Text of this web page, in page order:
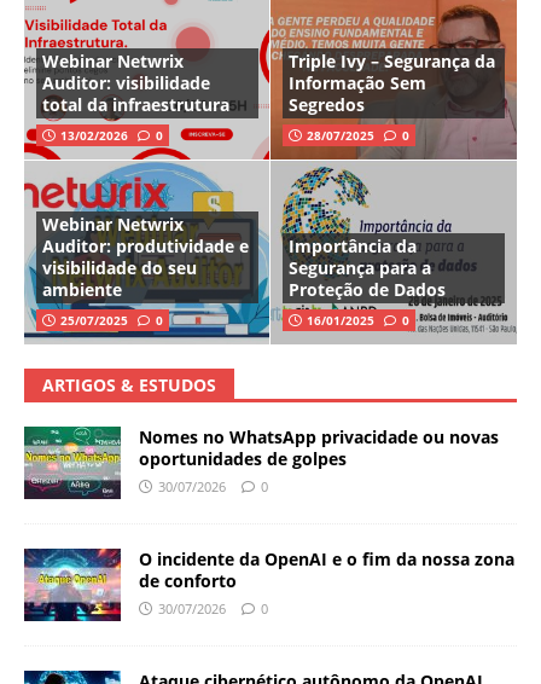
Webinar Netwrix
Auditor: visibilidade
total da infraestrutura
13/02/2026 0
Triple Ivy – Segurança da
Informação Sem
Segredos
28/07/2025 0
Webinar Netwrix
Auditor: produtividade e
visibilidade do seu
ambiente
25/07/2025 0
Importância da
Segurança para a
Proteção de Dados
16/01/2025 0
ARTIGOS & ESTUDOS
Nomes no WhatsApp privacidade ou novas
oportunidades de golpes
30/07/2026 0
O incidente da OpenAI e o fim da nossa zona
de conforto
30/07/2026 0